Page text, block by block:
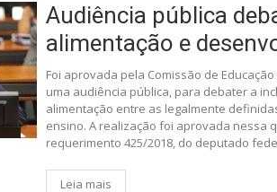
Audiência pública
alimentação e
Foi aprovada pela Comissão de
uma audiência pública, para debater a
alimentação entre as legalmente
ensino. A realização foi aprovada nessa
requerimento 425/2018, do deputado
Leia mais